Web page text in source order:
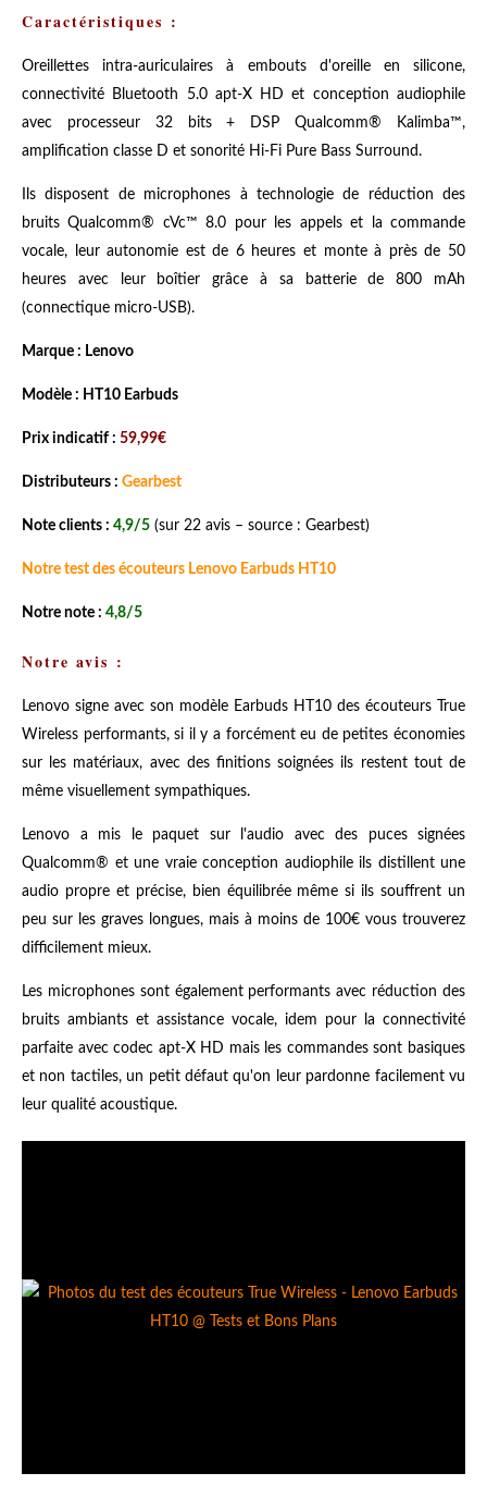
Caractéristiques :
Oreillettes intra-auriculaires à embouts d'oreille en silicone,
connectivité Bluetooth 5.0 apt-X HD et conception audiophile
avec processeur 32 bits + DSP Qualcomm® Kalimba™,
amplification classe D et sonorité Hi-Fi Pure Bass Surround.
Ils disposent de microphones à technologie de réduction des
bruits Qualcomm® cVc™ 8.0 pour les appels et la commande
vocale, leur autonomie est de 6 heures et monte à près de 50
heures avec leur boîtier grâce à sa batterie de 800 mAh
(connectique micro-USB).
Marque : Lenovo
Modèle : HT10 Earbuds
Prix indicatif : 59,99€
Distributeurs : Gearbest
Note clients : 4,9/5 (sur 22 avis – source : Gearbest)
Notre test des écouteurs Lenovo Earbuds HT10
Notre note : 4,8/5
Notre avis :
Lenovo signe avec son modèle Earbuds HT10 des écouteurs True
Wireless performants, si il y a forcément eu de petites économies
sur les matériaux, avec des finitions soignées ils restent tout de
même visuellement sympathiques.
Lenovo a mis le paquet sur l'audio avec des puces signées
Qualcomm® et une vraie conception audiophile ils distillent une
audio propre et précise, bien équilibrée même si ils souffrent un
peu sur les graves longues, mais à moins de 100€ vous trouverez
difficilement mieux.
Les microphones sont également performants avec réduction des
bruits ambiants et assistance vocale, idem pour la connectivité
parfaite avec codec apt-X HD mais les commandes sont basiques
et non tactiles, un petit défaut qu'on leur pardonne facilement vu
leur qualité acoustique.